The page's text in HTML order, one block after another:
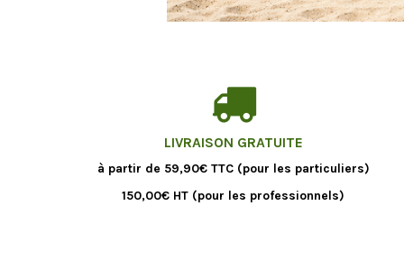
LIVRAISON GRATUITE
à partir de 59,90€ TTC (pour les particuliers)
150,00€ HT (pour les professionnels)